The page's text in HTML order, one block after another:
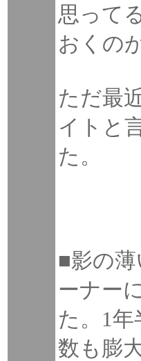
思って
おくの
ただ最
イトと
た。
■影の
ーナー
た。1
数も膨